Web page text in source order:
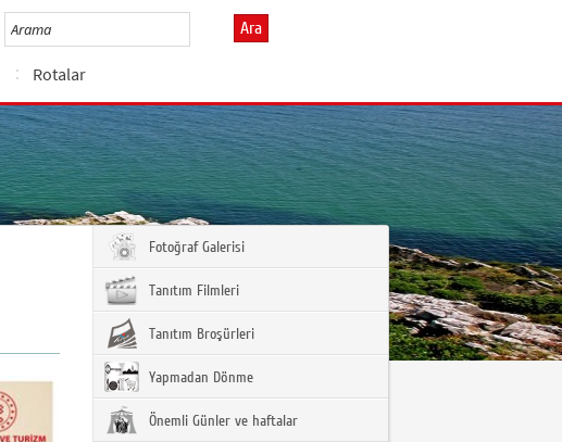
Ara
Rotalar
Fotoğraf Galerisi
Tanıtım Filmleri
Tanıtım Broşürleri
Yapmadan Dönme
Önemli Günler ve haftalar